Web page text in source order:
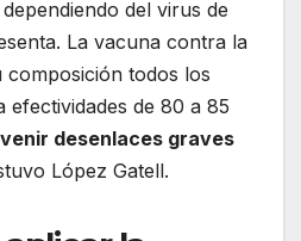
del virus de
La vacuna contra la
todos los
efectividades de 80 a 85
desenlaces graves
López Gatell.